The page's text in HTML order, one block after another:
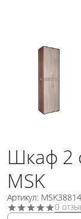
Шкаф 2
MSK
Артикул: MSK38814
0